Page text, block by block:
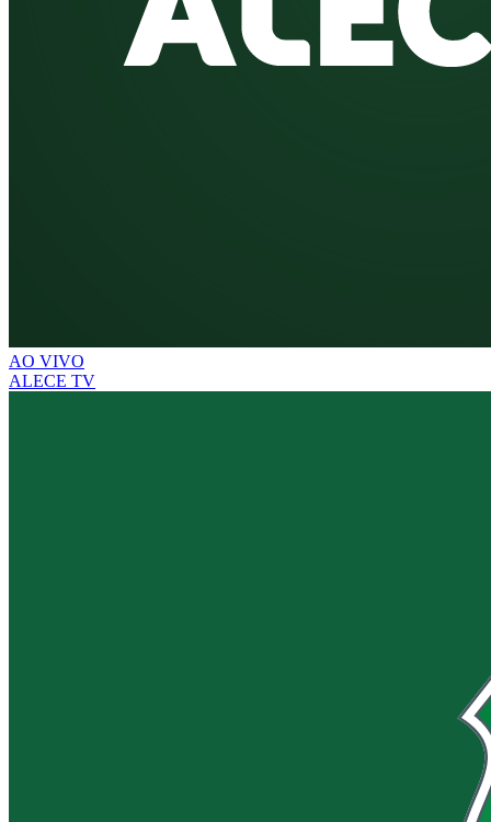
AO VIVO
ALECE TV